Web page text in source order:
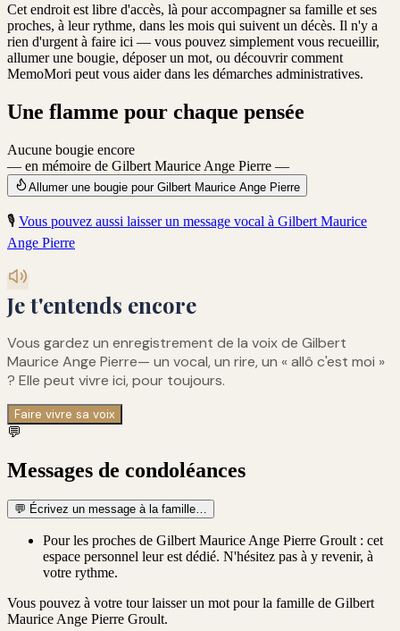
Cet endroit est libre d'accès, là pour accompagner sa famille et ses
proches, à leur rythme, dans les mois qui suivent un décès. Il n'y a
rien d'urgent à faire ici — vous pouvez simplement vous recueillir,
allumer une bougie, déposer un mot, ou découvrir comment
MemoMori peut vous aider dans les démarches administratives.
Une flamme pour chaque pensée
Aucune bougie encore
— en mémoire de Gilbert Maurice Ange Pierre —
Allumer une bougie pour Gilbert Maurice Ange Pierre
🎙️ Vous pouvez aussi laisser un message vocal à Gilbert Maurice
Ange Pierre
Je t'entends encore
Vous gardez un enregistrement de la voix de Gilbert
Maurice Ange Pierre— un vocal, un rire, un « allô c'est moi »
? Elle peut vivre ici, pour toujours.
Faire vivre sa voix
💬
Messages de condoléances
💬 Écrivez un message à la famille…
Pour les proches de Gilbert Maurice Ange Pierre Groult : cet
espace personnel leur est dédié. N'hésitez pas à y revenir, à
votre rythme.
Vous pouvez à votre tour laisser un mot pour la famille de Gilbert
Maurice Ange Pierre Groult.